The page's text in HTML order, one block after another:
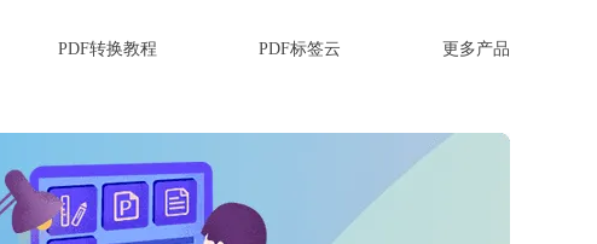
PDF转换教程 PDF标签云 更多产品